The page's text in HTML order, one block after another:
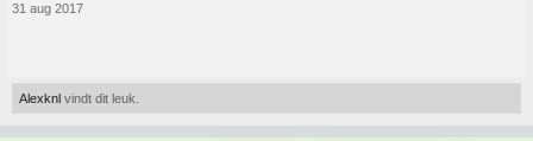
31 aug 2017
Alexknl vindt dit leuk.